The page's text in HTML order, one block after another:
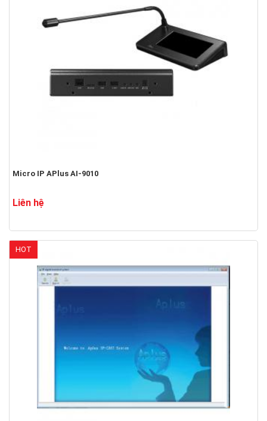
Micro IP APlus AI-9010
Liên hệ
HOT